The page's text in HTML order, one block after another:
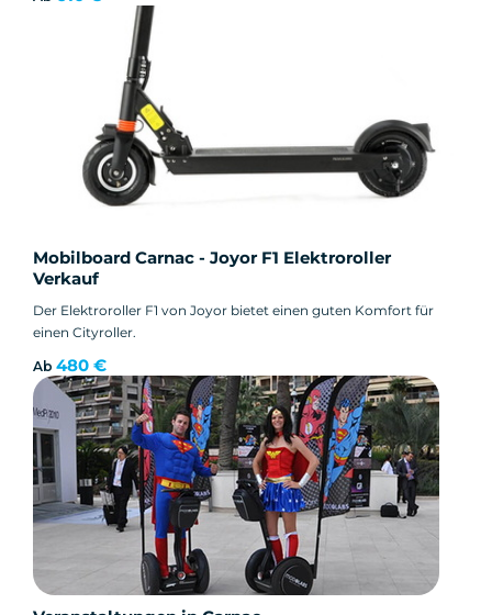
Mobilboard Carnac - Joyor F1 Elektroroller
Verkauf
Der Elektroroller F1 von Joyor bietet einen guten Komfort für
einen Cityroller.
Ab 480 €